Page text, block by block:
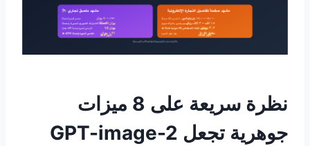
نظرة سريعة على 8 ميزات
جوهرية تجعل GPT-image-2